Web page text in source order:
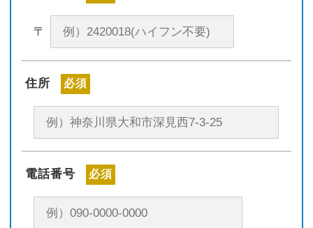
〒
住所 必須
電話番号 必須